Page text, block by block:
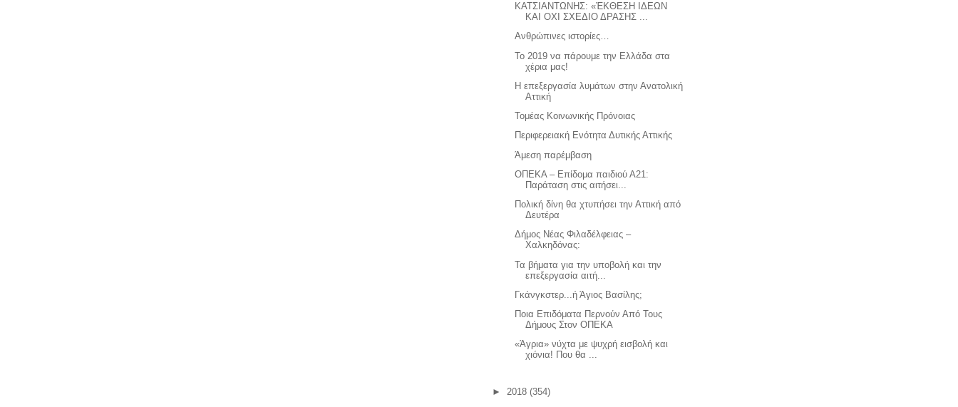
ΚΑΤΣΙΑΝΤΩΝΗΣ: «ΈΚΘΕΣΗ ΙΔΕΩΝ
ΚΑΙ ΟΧΙ ΣΧΕΔΙΟ ΔΡΑΣΗΣ ...
Ανθρώπινες ιστορίες…
Το 2019 να πάρουμε την Ελλάδα στα
χέρια μας!
Η επεξεργασία λυμάτων στην Ανατολική
Αττική
Τομέας Κοινωνικής Πρόνοιας
Περιφερειακή Ενότητα Δυτικής Αττικής
Άμεση παρέμβαση
ΟΠΕΚΑ – Επίδομα παιδιού Α21:
Παράταση στις αιτήσει...
Πολική δίνη θα χτυπήσει την Αττική από
Δευτέρα
Δήμος Νέας Φιλαδέλφειας –
Χαλκηδόνας:
Τα βήματα για την υποβολή και την
επεξεργασία αιτή...
Γκάνγκστερ...ή Άγιος Βασίλης;
Ποια Επιδόματα Περνούν Από Τους
Δήμους Στον ΟΠΕΚΑ
«Άγρια» νύχτα με ψυχρή εισβολή και
χιόνια! Που θα ...
► 2018 (354)